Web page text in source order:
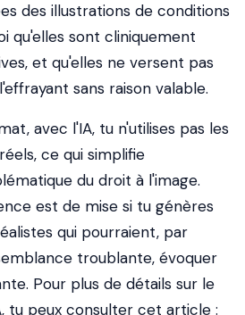
des illustrations de conditions
qu'elles sont cliniquement
et qu'elles ne versent pas
sans raison valable.
avec l'IA, tu n'utilises pas les
ce qui simplifie
du droit à l'image.
est de mise si tu génères
qui pourraient, par
troublante, évoquer
Pour plus de détails sur le
tu peux consulter cet article :